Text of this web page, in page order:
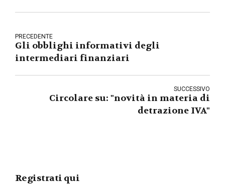
PRECEDENTE
Gli obblighi informativi degli
intermediari finanziari
SUCCESSIVO
Circolare su: "novità in materia di
detrazione IVA"
Registrati qui